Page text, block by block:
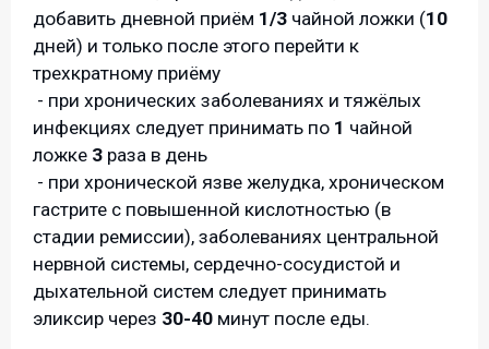
добавить дневной приём 1/3 чайной ложки (10
дней) и только после этого перейти к
трехкратному приёму
- при хронических заболеваниях и тяжёлых
инфекциях следует принимать по 1 чайной
ложке 3 раза в день
- при хронической язве желудка, хроническом
гастрите с повышенной кислотностью (в
стадии ремиссии), заболеваниях центральной
нервной системы, сердечно-сосудистой и
дыхательной систем следует принимать
эликсир через 30-40 минут после еды.